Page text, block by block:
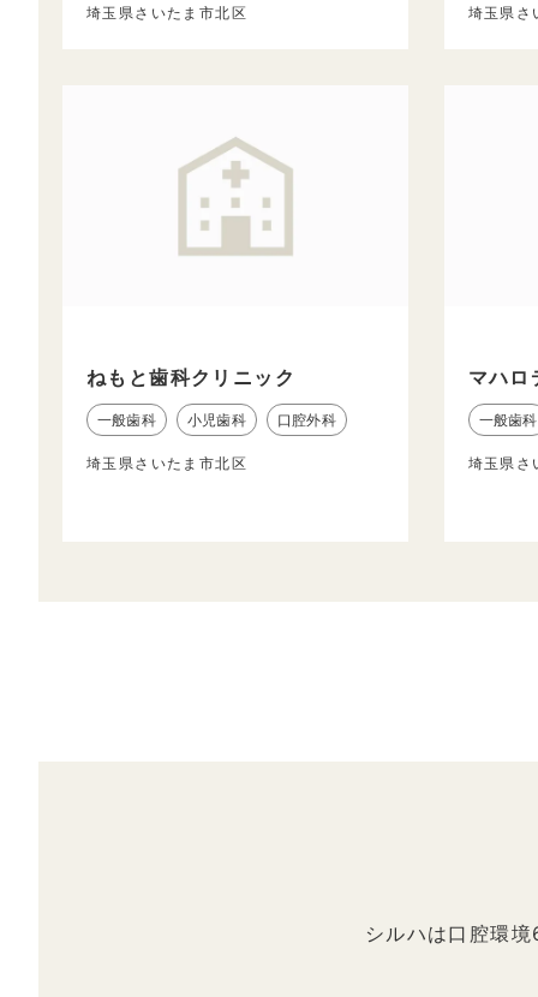
埼玉県さいたま市北区 埼玉県さ
ねもと歯科クリニック
一般歯科 小児歯科 口腔外科
埼玉県さいたま市北区
マハロ
一般歯科
埼玉県さ
シルハは口腔環